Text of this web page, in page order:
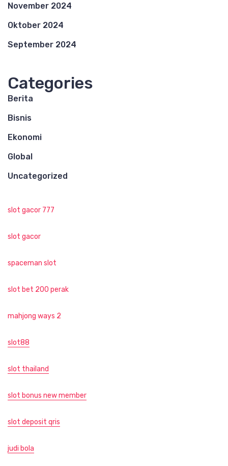
November 2024
Oktober 2024
September 2024
Categories
Berita
Bisnis
Ekonomi
Global
Uncategorized
slot gacor 777
slot gacor
spaceman slot
slot bet 200 perak
mahjong ways 2
slot88
slot thailand
slot bonus new member
slot deposit qris
judi bola